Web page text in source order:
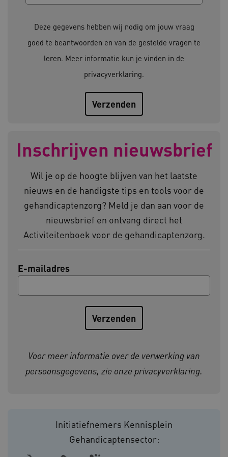
Deze gegevens hebben wij nodig om jouw vraag
goed te beantwoorden en van de gestelde vragen te
leren. Meer informatie kun je vinden in de
privacyverklaring.
Inschrijven nieuwsbrief
Wil je op de hoogte blijven van het laatste
nieuws en de handigste tips en tools voor de
gehandicaptenzorg? Meld je dan aan voor de
nieuwsbrief en ontvang direct het
Activiteitenboek voor de gehandicaptenzorg.
E-mailadres
Voor meer informatie over de verwerking van
persoonsgegevens, zie onze privacyverklaring.
Initiatiefnemers Kennisplein
Gehandicaptensector:
worden altijd geplaatst en maken geen inbreuk
op uw privacy.
.youtube.com
__cf_bm
Cloudflare Inc.
.vimeo.com
CookieScriptConsent
CookieScript
www.kennispleingehandicaptensector.nl
Google Privacy Policy